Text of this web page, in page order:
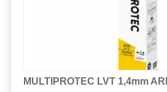
MULTIPROTEC LVT 1,4mm